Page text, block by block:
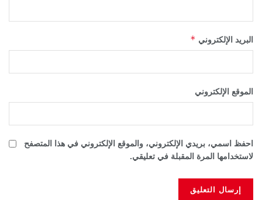
البريد الإلكتروني *
الموقع الإلكتروني
احفظ اسمي، بريدي الإلكتروني، والموقع الإلكتروني في هذا المتصفح
لاستخدامها المرة المقبلة في تعليقي.